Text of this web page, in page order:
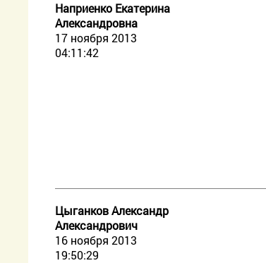
Наприенко Екатерина
Александровна
17 ноября 2013
04:11:42
Цыганков Александр
Александрович
16 ноября 2013
19:50:29